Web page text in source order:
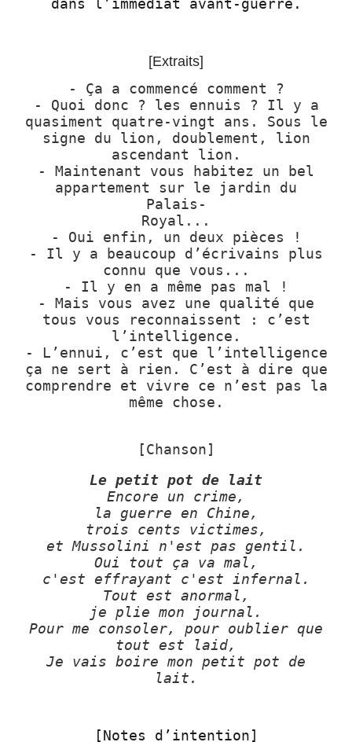
dans l’immédiat avant-guerre.
[Extraits]
- Ça a commencé comment ?
- Quoi donc ? les ennuis ? Il y a
quasiment quatre-vingt ans. Sous le
signe du lion, doublement, lion
ascendant lion.
- Maintenant vous habitez un bel
appartement sur le jardin du
Palais-
Royal...
- Oui enfin, un deux pièces !
- Il y a beaucoup d’écrivains plus
connu que vous...
- Il y en a même pas mal !
- Mais vous avez une qualité que
tous vous reconnaissent : c’est
l’intelligence.
- L’ennui, c’est que l’intelligence
ça ne sert à rien. C’est à dire que
comprendre et vivre ce n’est pas la
même chose.
[Chanson]
Le petit pot de lait
Encore un crime,
la guerre en Chine,
trois cents victimes,
et Mussolini n'est pas gentil.
Oui tout ça va mal,
c'est effrayant c'est infernal.
Tout est anormal,
je plie mon journal.
Pour me consoler, pour oublier que
tout est laid,
Je vais boire mon petit pot de
lait.
[Notes d’intention]